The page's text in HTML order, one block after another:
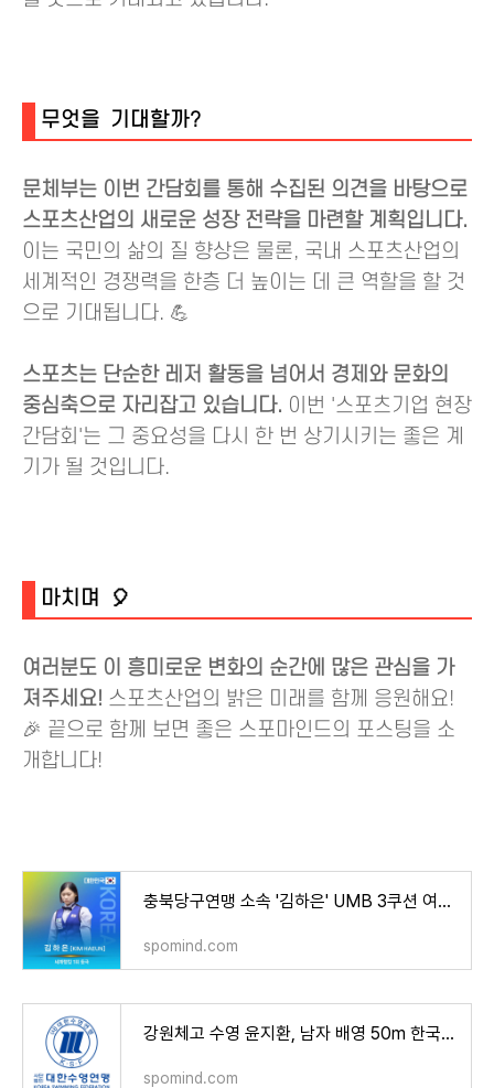
무엇을 기대할까?
문체부는 이번 간담회를 통해 수집된 의견을 바탕으로
스포츠산업의 새로운 성장 전략을 마련할 계획입니다.
이는 국민의 삶의 질 향상은 물론, 국내 스포츠산업의
세계적인 경쟁력을 한층 더 높이는 데 큰 역할을 할 것
으로 기대됩니다. 💪
스포츠는 단순한 레저 활동을 넘어서 경제와 문화의
중심축으로 자리잡고 있습니다. 이번 '스포츠기업 현장
간담회'는 그 중요성을 다시 한 번 상기시키는 좋은 계
기가 될 것입니다.
마치며 🎈
여러분도 이 흥미로운 변화의 순간에 많은 관심을 가
져주세요! 스포츠산업의 밝은 미래를 함께 응원해요!
🎉 끝으로 함께 보면 좋은 스포마인드의 포스팅을 소
개합니다!
충북당구연맹 소속 '김하은' UMB 3쿠션 여자 세계랭킹 1위 등극!
spomind.com
강원체고 수영 윤지환, 남자 배영 50m 한국 신기록 갱신!
spomind.com